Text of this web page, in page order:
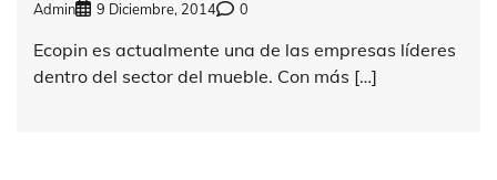
Admin 9 Diciembre, 2014 0
Ecopin es actualmente una de las empresas líderes
dentro del sector del mueble. Con más […]